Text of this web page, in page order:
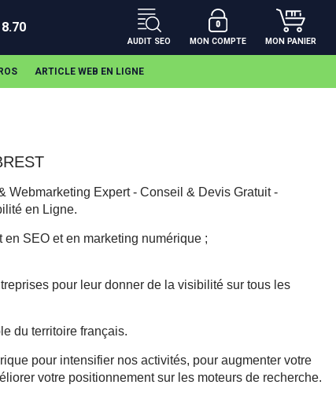
AUDIT SEO MON COMPTE MON PANIER
ARTICLE WEB EN LIGNE
Webmarketing Expert - Conseil & Devis Gratuit -
en Ligne.
SEO et en marketing numérique ;
pour leur donner de la visibilité sur tous les
du territoire français.
pour intensifier nos activités, pour augmenter votre
votre positionnement sur les moteurs de recherche.